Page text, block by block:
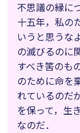
不思議の縁に
十五年，私の
いうと思うな
の滅びるのに
すべき筈のも
のために命を
れているのだ
を保って，生
なのだ．